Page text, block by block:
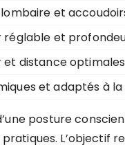
et
réglable et
et distance optimales
et adaptés à
posture
L’objectif